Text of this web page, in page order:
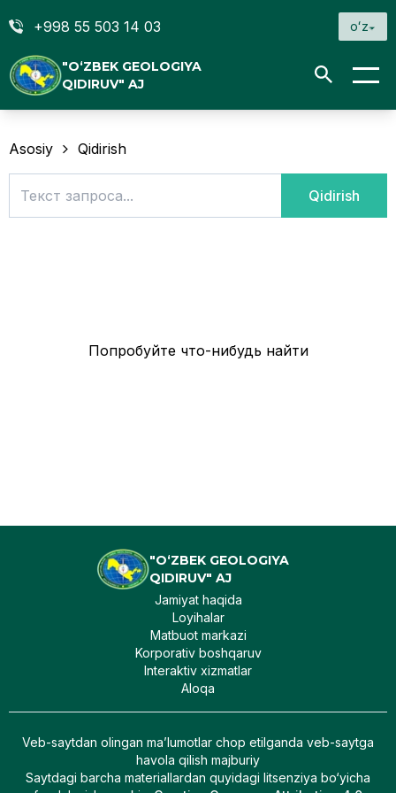
+998 55 503 14 03 oʻz
"O‘ZBEK GEOLOGIYA
QIDIRUV" AJ
Asosiy Qidirish
Qidirish
Попробуйте что-нибудь найти
"O‘ZBEK GEOLOGIYA
QIDIRUV" AJ
Jamiyat haqida
Loyihalar
Matbuot markazi
Korporativ boshqaruv
Interaktiv xizmatlar
Aloqa
Veb-saytdan olingan maʼlumotlar chop etilganda veb-saytga
havola qilish majburiy
Saytdagi barcha materiallardan quyidagi litsenziya bo‘yicha